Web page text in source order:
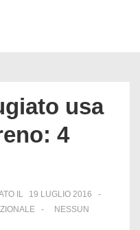
usa
4
IL
19 LUGLIO 2016
NESSUN